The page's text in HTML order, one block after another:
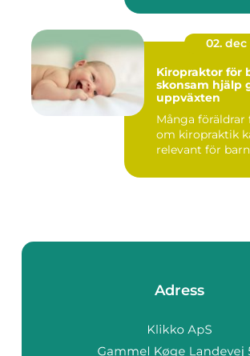
02. dec
Kiropraktor för
skonsam hjälp
uppväxten
Många föräldrar
om kiropraktik
relevant för
Adress